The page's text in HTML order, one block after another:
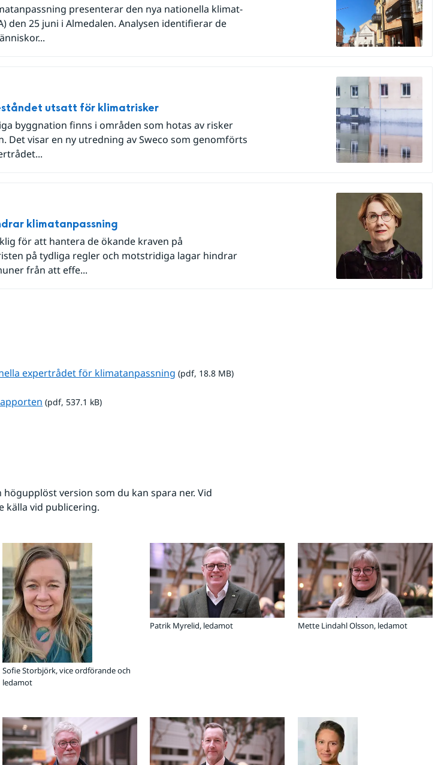
presenterar den nya nationella klimat-
den 25 juni i Almedalen. Analysen identifierar de
utsatt för klimatrisker
byggnation finns i områden som hotas av risker
Det visar en ny utredning av Sweco som genomförts
klimatanpassning
för att hantera de ökande kraven på
på tydliga regler och motstridiga lagar hindrar
från att effe...
expertrådet för klimatanpassning pdf, 18.8 MB.
(pdf, 18.8 MB)
pdf, 537.1 kB.
(pdf, 537.1 kB)
version som du kan spara ner. Vid
källa vid publicering.
Sofie Storbjörk, vice ordförande och
ledamot
Patrik Myrelid, ledamot Mette Lindahl Olsson, ledamot